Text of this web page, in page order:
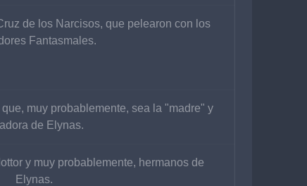
de los Narcisos, que pelearon con los
Fantasmales.
muy probablemente, sea la "madre" y
de Elynas.
y muy probablemente, hermanos de
Elynas.